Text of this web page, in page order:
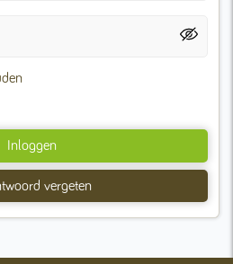
vergeten
Inloggen